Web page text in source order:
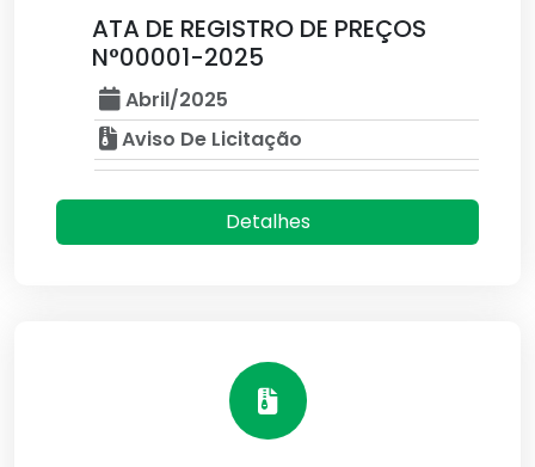
ATA DE REGISTRO DE PREÇOS
N°00001-2025
Abril/2025
Aviso De Licitação
Detalhes